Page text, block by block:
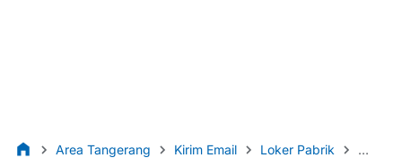
Area Tangerang Kirim Email Loker Pabrik